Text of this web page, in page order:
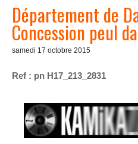
Département de
Concession peul
samedi 17 octobre 2015
Ref : pn H17_213_2831